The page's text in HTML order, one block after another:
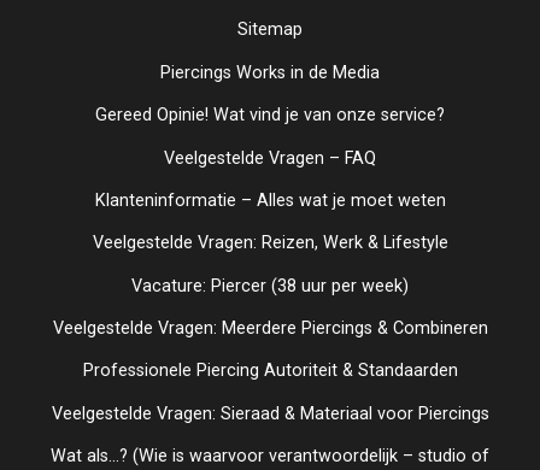
Sitemap
Piercings Works in de Media
Gereed Opinie! Wat vind je van onze service?
Veelgestelde Vragen – FAQ
Klanteninformatie – Alles wat je moet weten
Veelgestelde Vragen: Reizen, Werk & Lifestyle
Vacature: Piercer (38 uur per week)
Veelgestelde Vragen: Meerdere Piercings & Combineren
Professionele Piercing Autoriteit & Standaarden
Veelgestelde Vragen: Sieraad & Materiaal voor Piercings
Wat als...? (Wie is waarvoor verantwoordelijk – studio of